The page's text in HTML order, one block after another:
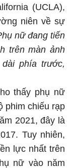
(UCLA),
niên về sự
nữ đang tiến
trên màn ảnh
phía trước,
thấy phụ nữ
phim chiếu rạp
2021, đây là
Tuy nhiên,
lực nhất trên
nữ vào năm